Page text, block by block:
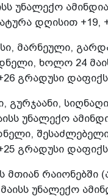
უნალექო
დღისით
მარნეული,
ხოლო 24
გრადუსი
გურჯაანი,
უნალექო
გრადუსი
რაიონებში
უნალექო